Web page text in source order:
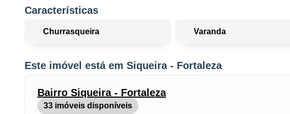
Características
Churrasqueira Varanda
Este imóvel está em Siqueira - Fortaleza
Bairro Siqueira - Fortaleza
33 imóveis disponíveis